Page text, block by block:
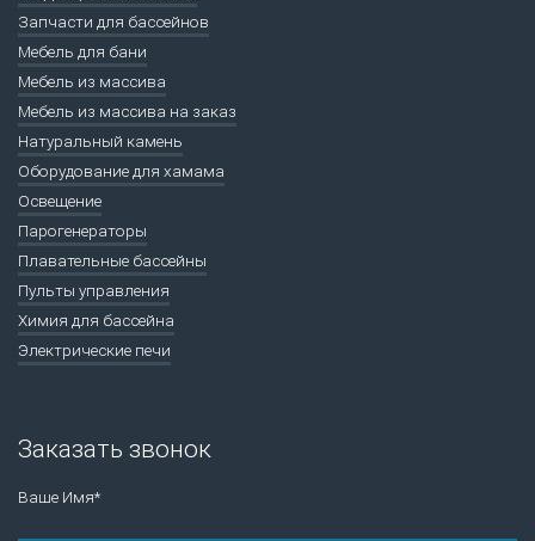
Запчасти для бассейнов
Мебель для бани
Мебель из массива
Мебель из массива на заказ
Натуральный камень
Оборудование для хамама
Освещение
Парогенераторы
Плавательные бассейны
Пульты управления
Химия для бассейна
Электрические печи
Заказать звонок
Ваше Имя*